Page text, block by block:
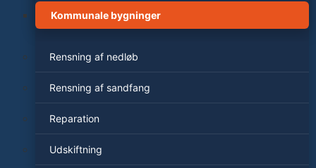
Kommunale bygninger
Rensning af nedløb
Rensning af sandfang
Reparation
Udskiftning